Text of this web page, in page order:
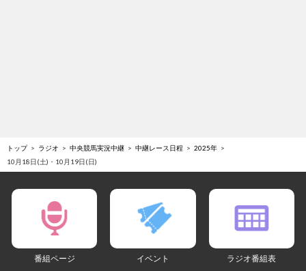
トップ ラジオ 中央競馬実況中継 中継レース日程
2025年
10月18日(土)・10月19日(日)
番組ページ イベント ラジオ番組表